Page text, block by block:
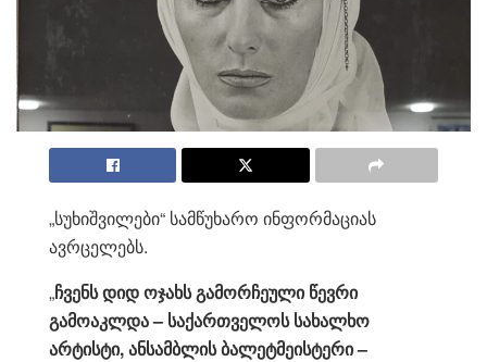
„სუხიშვილები“ სამწუხარო ინფორმაციას
ავრცელებს.
„ჩვენს დიდ ოჯახს გამორჩეული წევრი
გამოაკლდა – საქართველოს სახალხო
არტისტი, ანსამბლის ბალეტმეისტერი –